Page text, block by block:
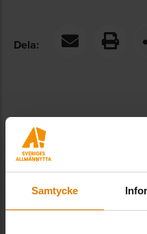
Samtycke
Dela:
Kontakter hos
Bengt Lind